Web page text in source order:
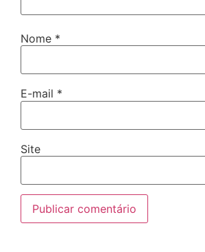
Nome *
E-mail *
Site